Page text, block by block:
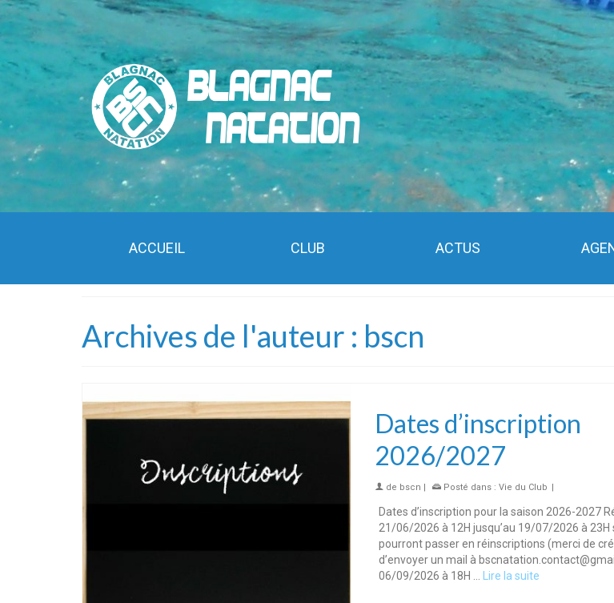
ACCUEIL CLUB ACTUS
Archives de l'auteur : bscn
Dates d’inscription
2026/2027
de bscn | Posté dans : Vie du Club |
Dates d’inscription pour la saison 2026-2027
21/06/2026 à 12H jusqu’au 19/07/2026 à
pourront passer en réinscriptions (merci de
d’envoyer un mail à
06/09/2026 à 18H …
Lire la suite